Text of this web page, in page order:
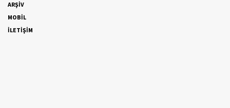
ARŞİV
MOBİL
İLETİŞİM